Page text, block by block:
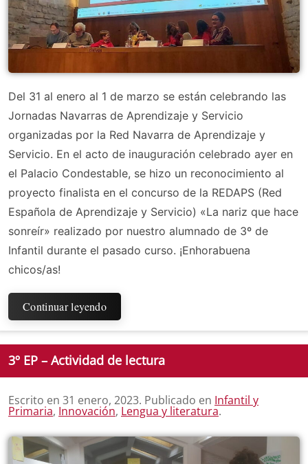
Del 31 al enero al 1 de marzo se están celebrando las
Jornadas Navarras de Aprendizaje y Servicio
organizadas por la Red Navarra de Aprendizaje y
Servicio. En el acto de inauguración celebrado ayer en
el Palacio Condestable, se hizo un reconocimiento al
proyecto finalista en el concurso de la REDAPS (Red
Española de Aprendizaje y Servicio) «La nariz que hace
sonreír» realizado por nuestro alumnado de 3º de
Infantil durante el pasado curso. ¡Enhorabuena
chicos/as!
Continuar leyendo
3º EP – Actividad de lectura
Escrito en 31 enero, 2023. Publicado en Infantil y
Primaria, Innovación, Lengua y literatura.